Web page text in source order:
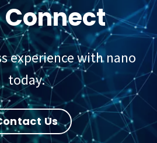
Connect
experience with nano
today.
Us